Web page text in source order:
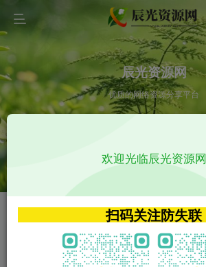
辰光资源网
优质的网络资源分享平台
VIP特权介绍
VIP特权介绍
火
VIP特权介绍
欢迎光临辰光资源网
扫码关注防失联